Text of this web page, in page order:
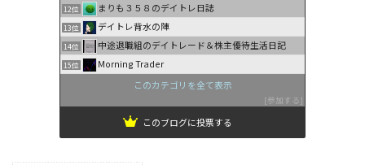
12位 まりも３５８のデイトレ日誌
13位 デイトレ背水の陣
14位 中途退職組のデイトレード＆株主優待生活日記
15位
Morning Trader
このカテゴリを全て表示
参加する
このブログに投票する